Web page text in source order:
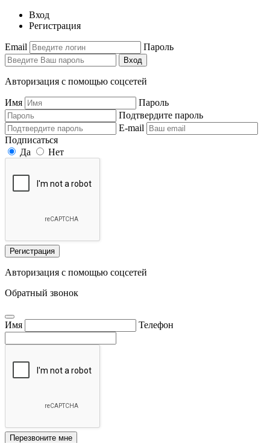
Вход
Регистрация
Email Пароль
Вход
Авторизация с помощью соцсетей
Имя
Пароль
Подтвердите пароль
E-mail
Подписаться
Да
Нет
Регистрация
Авторизация с помощью соцсетей
Обратный звонок
Имя Телефон
Перезвоните мне